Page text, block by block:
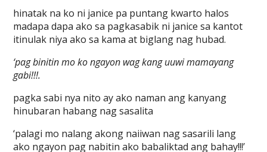
hinatak na ko ni janice pa puntang kwarto halos
madapa dapa ako sa pagkasabik ni janice sa kantot
itinulak niya ako sa kama at biglang nag hubad.
‘pag binitin mo ko ngayon wag kang uuwi mamayang
gabi!!!.
pagka sabi nya nito ay ako naman ang kanyang
hinubaran habang nag sasalita
‘palagi mo nalang akong naiiwan nag sasarili lang
ako ngayon pag nabitin ako babaliktad ang bahay!!!’